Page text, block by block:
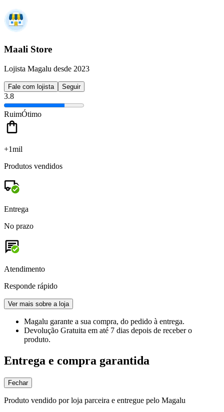
Maali Store
Lojista Magalu desde 2023
Fale com lojista Seguir
3.8
RuimÓtimo
+1mil
Produtos vendidos
Entrega
No prazo
Atendimento
Responde rápido
Ver mais sobre a loja
Magalu garante a sua compra, do pedido à entrega.
Devolução Gratuita em até 7 dias depois de receber o
produto.
Entrega e compra garantida
Fechar
Produto vendido por loja parceira e entregue pelo Magalu